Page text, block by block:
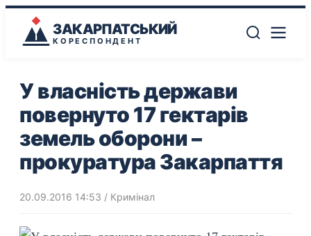
ЗАКАРПАТСЬКИЙ
КОРЕСПОНДЕНТ
У власність держави
повернуто 17 гектарів
земель оборони –
прокуратура Закарпаття
20.09.2016 14:53 / Кримінал